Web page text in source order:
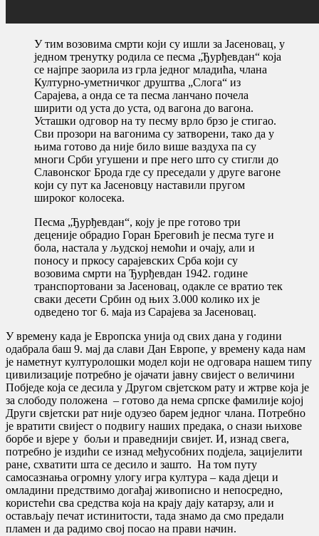
У тим возовима смрти који су ишли за Јасеновац, у
једном тренутку родила се песма „Ђурђевдан“ која
се најпре заорила из грла једног младића, члана
Културно-уметничког друштва „Слога“ из
Сарајева, а онда се та песма ланчано почела
ширити од уста до уста, од вагона до вагона.
Усташки одговор на ту песму врло брзо је стигао.
Сви прозори на вагонима су затворени, тако да у
њима готово да није било више ваздуха па су
многи Срби угушени и пре него што су стигли до
Славонског Брода где су преседали у друге вагоне
који су пут ка Јасеновцу наставили пругом
широког колосека.
Песма „Ђурђевдан“, коју је пре готово три
деценије обрадио Горан Бреговић је песма туге и
бола, настала у људској немоћи и очају, али и
поносу и пркосу сарајевских Срба који су
возовима смрти на Ђурђевдан 1942. године
транспортовани за Јасеновац, одакле се вратио тек
сваки десети Србин од њих 3.000 колико их је
одведено тог 6. маја из Сарајева за Јасеновац.
У времену када је Европска унија од свих дана у години
одабрала баш 9. мај да слави Дан Европе, у времену када нам
је наметнут културолошки модел који не одговара нашем типу
цивилизације потребно је ојачати јавну свијест о величини
Побједе која се десила у Другом свјетском рату и жтрве која је
за слободу положена – готово да нема српске фамилије којој
Други свјетски рат није одузео барем једног члана. Потребно
је вратити свијест о подвигу наших предака, о снази њихове
борбе и вјере у бољи и праведнији свијет. И, изнад свега,
потребно је издићи се изнад међусобних подјела, зацијелити
ране, схватити шта се десило и зашто. На том путу
самосазнања огромну улогу игра култура – када дјеци и
омладини предствимо догађај живописно и непосредно,
користећи сва средства која на крају дају катарзу, али и
остављају печат истинитости, тада знамо да смо предали
пламен и да радимо свој посао на прави начин.